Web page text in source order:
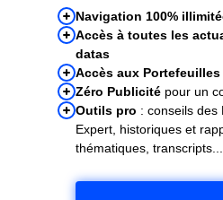
Navigation 100%
Accès à toutes les
datas
Accès aux Portefeuilles
Zéro Publicité pour un
Outils pro : conseils des
Expert, historiques et
thématiques, transcripts...